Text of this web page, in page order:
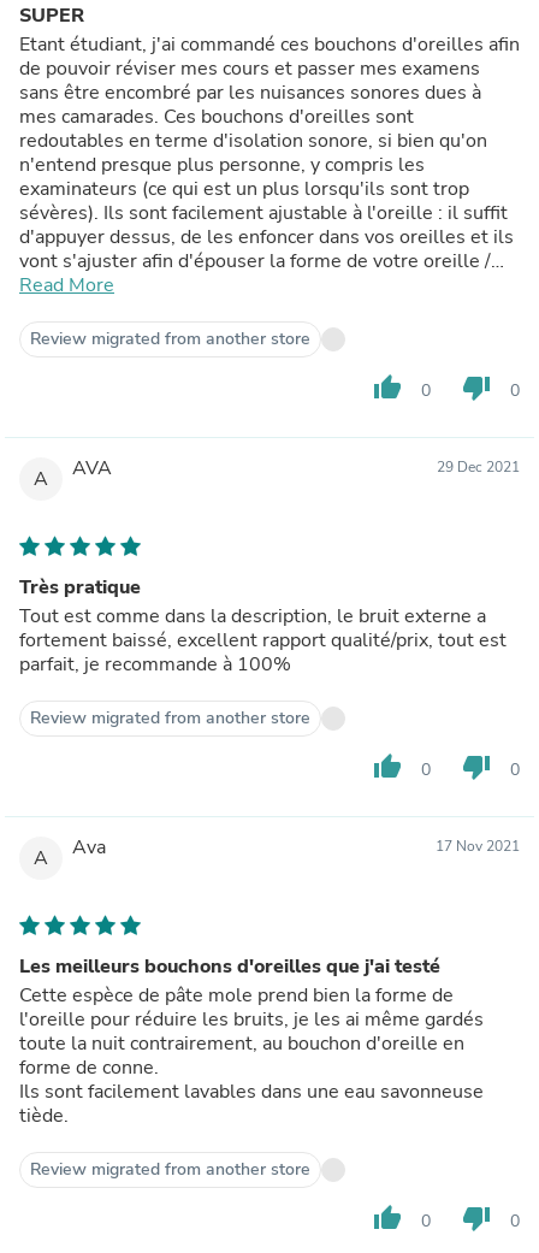
SUPER
Etant étudiant, j'ai commandé ces bouchons d'oreilles afin
de pouvoir réviser mes cours et passer mes examens
sans être encombré par les nuisances sonores dues à
mes camarades. Ces bouchons d'oreilles sont
redoutables en terme d'isolation sonore, si bien qu'on
n'entend presque plus personne, y compris les
examinateurs (ce qui est un plus lorsqu'ils sont trop
sévères). Ils sont facilement ajustable à l'oreille : il suffit
d'appuyer dessus, de les enfoncer dans vos oreilles et ils
vont s'ajuster afin d'épouser la forme de votre oreille /
retrouver leur forme originelle.
Read More
Review migrated from another store
thumb_up 0 thumb_down 0
A AVA 29 Dec 2021
Très pratique
Tout est comme dans la description, le bruit externe a
fortement baissé, excellent rapport qualité/prix, tout est
parfait, je recommande à 100%
Review migrated from another store
thumb_up 0 thumb_down 0
A Ava 17 Nov 2021
Les meilleurs bouchons d'oreilles que j'ai testé
Cette espèce de pâte mole prend bien la forme de
l'oreille pour réduire les bruits, je les ai même gardés
toute la nuit contrairement, au bouchon d'oreille en
forme de conne.
Ils sont facilement lavables dans une eau savonneuse
tiède.
Review migrated from another store
thumb_up 0 thumb_down 0